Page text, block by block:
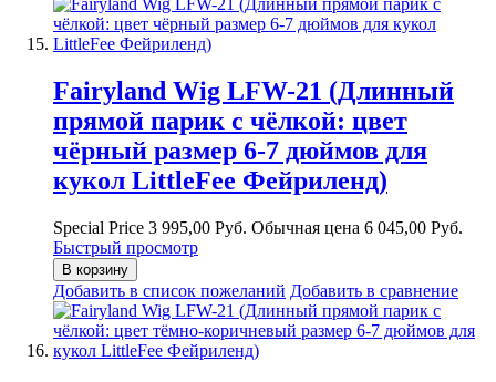
Fairyland Wig LFW-21 (Длинный
прямой парик с чёлкой: цвет
чёрный размер 6-7 дюймов для
кукол LittleFee Фейриленд)
Special Price 3 995,00 Руб. Обычная цена 6 045,00 Руб.
Быстрый просмотр
В корзину
Добавить в список пожеланий Добавить в сравнение